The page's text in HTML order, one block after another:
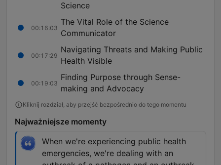
Science
00:16:03
The Vital Role of the Science
Communicator
00:17:29
Navigating Threats and Making Public
Health Visible
00:19:03
Finding Purpose through Sense-
making and Advocacy
Kliknij rozdział, aby przejść bezpośrednio do tego momentu
Najważniejsze momenty
When we're experiencing public health
emergencies, we're dealing with an